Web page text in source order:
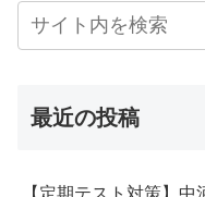
最近の投稿